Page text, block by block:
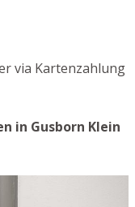
via Kartenzahlung
in Gusborn Klein